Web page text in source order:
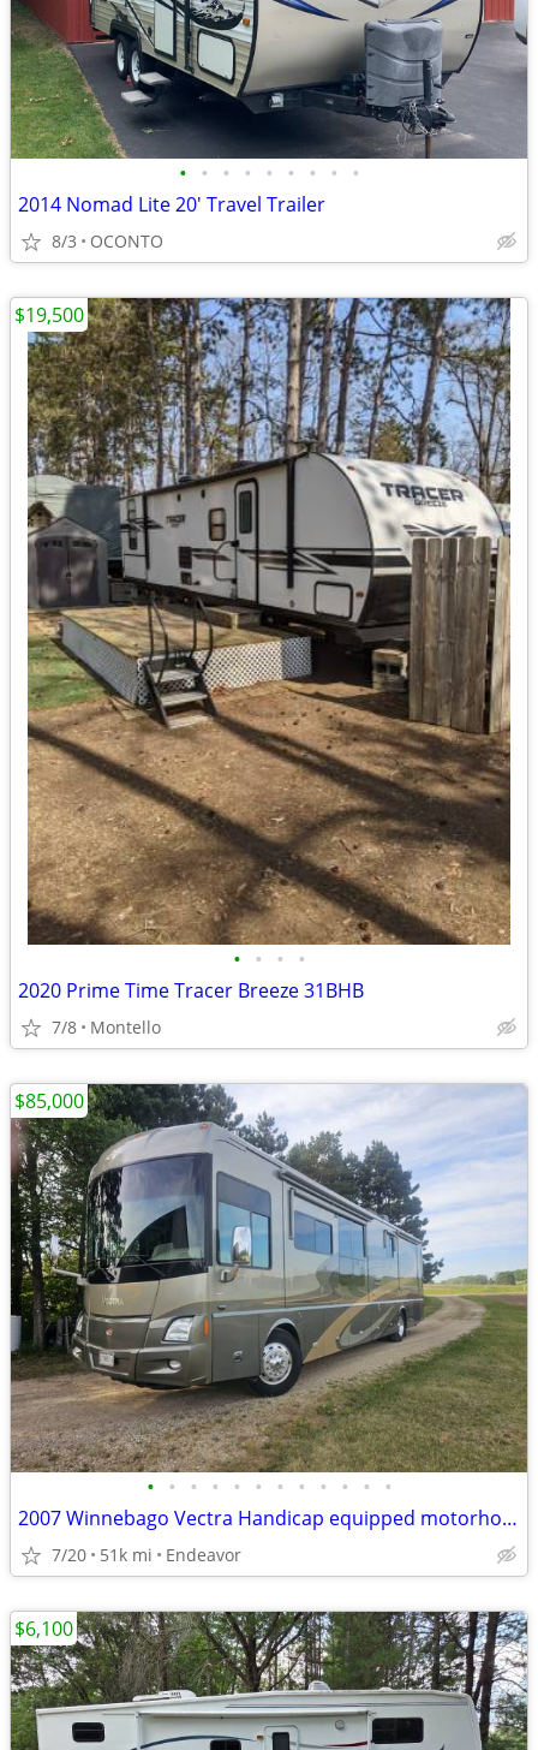
• • • • • • • • •
2014 Nomad Lite 20' Travel Trailer
8/3 OCONTO
• • • •
2020 Prime Time Tracer Breeze 31BHB
7/8 Montello
$19,500
• • • • • • • • • • • •
2007 Winnebago Vectra Handicap equipped motorhome
7/20 51k mi Endeavor
$85,000
$6,100